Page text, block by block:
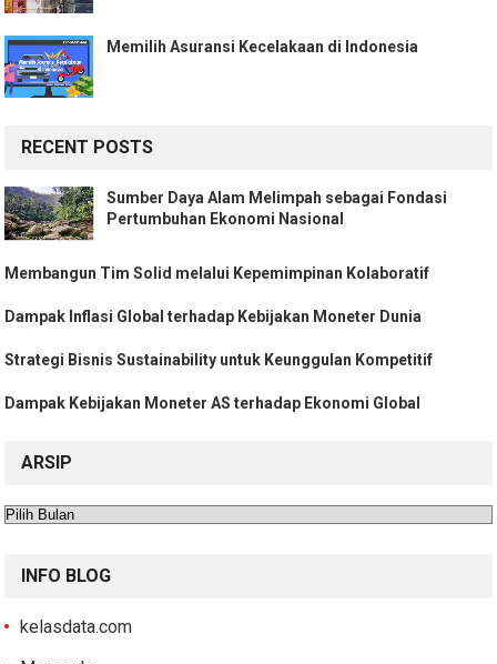
Memilih Asuransi Kecelakaan di Indonesia
RECENT POSTS
Sumber Daya Alam Melimpah sebagai Fondasi
Pertumbuhan Ekonomi Nasional
Membangun Tim Solid melalui Kepemimpinan Kolaboratif
Dampak Inflasi Global terhadap Kebijakan Moneter Dunia
Strategi Bisnis Sustainability untuk Keunggulan Kompetitif
Dampak Kebijakan Moneter AS terhadap Ekonomi Global
ARSIP
Arsip
INFO BLOG
kelasdata.com